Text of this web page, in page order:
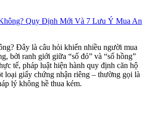
Quy Định Mới Và 7 Lưu Ý Mua An
Đây là câu hỏi khiến nhiều người mua
bởi ranh giới giữa “sổ đỏ” và “sổ hồng”
tế, pháp luật hiện hành quy định căn hộ
loại giấy chứng nhận riêng – thường gọi là
lý không hề thua kém.